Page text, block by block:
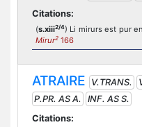
Citations:
(s.xiii2/4) Li mirurs est pur
Mirur2 166
ATRAIRE V.TRANS.
P.PR. AS A.
INF. AS S.
Citations: